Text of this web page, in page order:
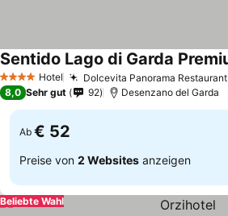
4 Sterne Hotel Dolcevita Panorama Restaurant
Sentido Lago di Garda
8,0 Sehr gut 92 Desenzano del Garda
Ab € 52
Preise von 2 Websites anzeigen
Beliebte Wahl